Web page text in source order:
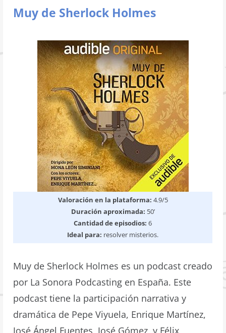
Muy de Sherlock Holmes
Valoración en la plataforma: 4.9/5
Duración aproximada: 50’
Cantidad de episodios:6
Ideal para: resolver misterios.
Muy de Sherlock Holmes es un podcast creado
por La Sonora Podcasting en España. Este
podcast tiene la participación narrativa y
dramática de Pepe Viyuela, Enrique Martínez,
José Ángel Fuentes, José Gómez, y Félix